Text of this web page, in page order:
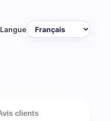
Langue
clients